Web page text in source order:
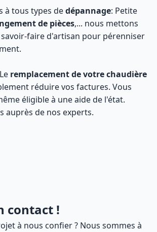
à tous types dedépannage: Petite
de pièces,... nous mettons
faire d'artisan pour pérenniser
remplacement de votre chaudière
réduire vos factures. Vous
éligible à une aide de l'état.
auprès de nos experts.
contact !
à nous confier ? Nous sommes à